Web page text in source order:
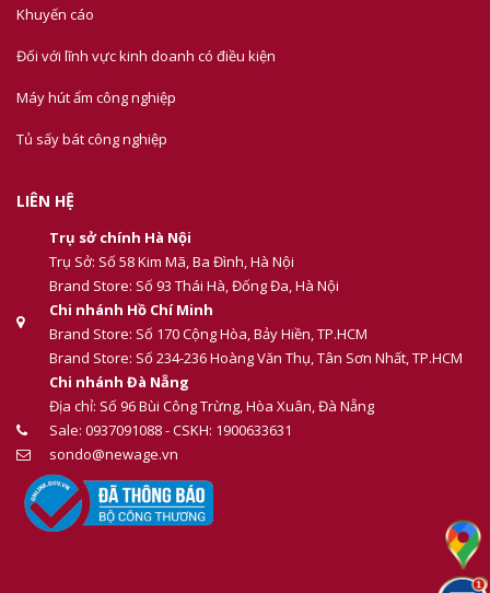
Khuyến cáo
Đối với lĩnh vực kinh doanh có điều kiện
Máy hút ẩm công nghiệp
Tủ sấy bát công nghiệp
LIÊN HỆ
Trụ sở chính Hà Nội
Trụ Sở: Số 58 Kim Mã, Ba Đình, Hà Nội
Brand Store: Số 93 Thái Hà, Đống Đa, Hà Nội
Chi nhánh Hồ Chí Minh
Brand Store: Số 170 Cộng Hòa, Bảy Hiền, TP.HCM
Brand Store: Số 234-236 Hoàng Văn Thụ, Tân Sơn Nhất, TP.HCM
Chi nhánh Đà Nẵng
Địa chỉ: Số 96 Bùi Công Trừng, Hòa Xuân, Đà Nẵng
Sale: 0937091088 - CSKH: 1900633631
sondo@newage.vn